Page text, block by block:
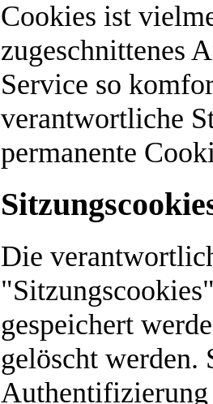
Cookies ist
zugeschnittenes
Service so
verantwortliche
permanente
Die
gespeichert
gelöscht